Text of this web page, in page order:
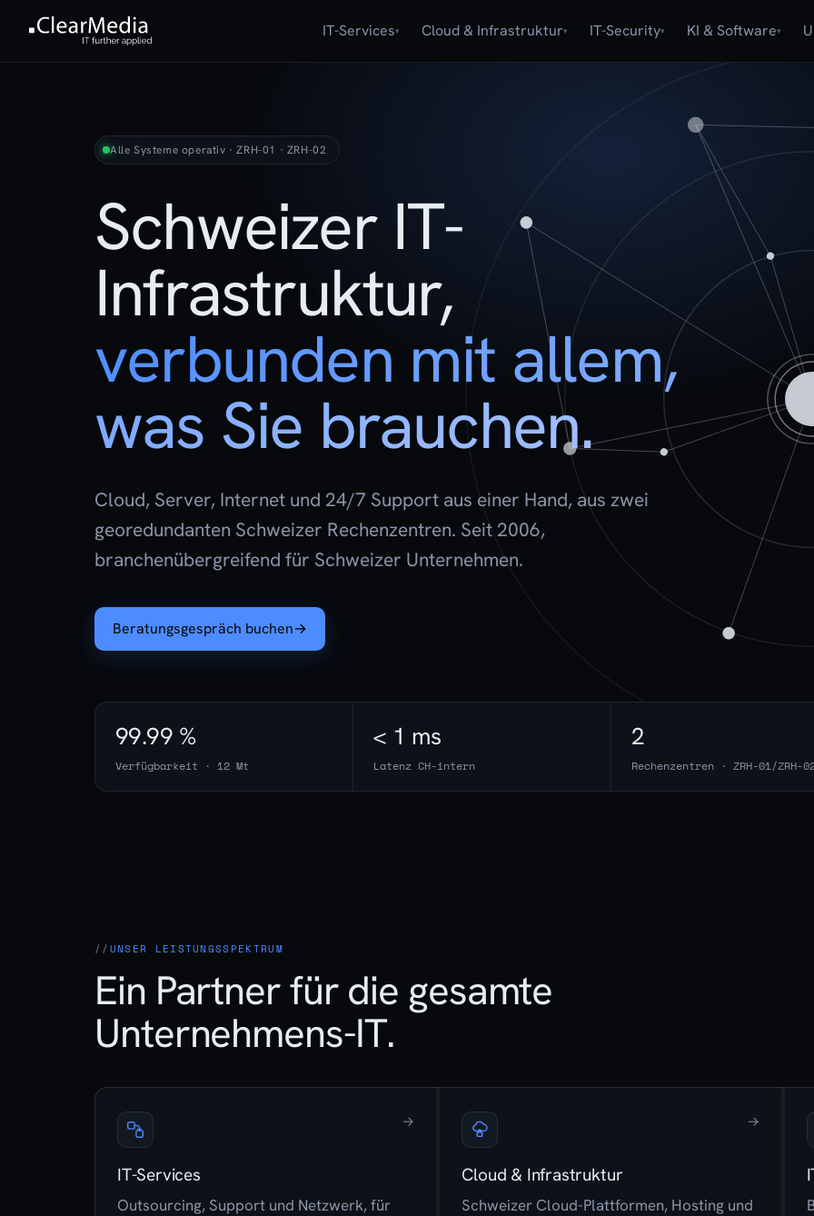
IT-Services▾ Cloud & Infrastruktur▾ IT-Security▾ KI & Software▾
Alle Systeme operativ · ZRH-01 · ZRH-02
Schweizer IT-
Infrastruktur,
verbunden mit allem,
was Sie brauchen.
Cloud, Server, Internet und 24/7 Support aus einer Hand, aus zwei
georedundanten Schweizer Rechenzentren. Seit 2006,
branchenübergreifend für Schweizer Unternehmen.
Beratungsgespräch buchen→
99.99 %
Verfügbarkeit · 12 Mt
< 1 ms
Latenz CH-intern
2
Rechenzentren · ZRH-01/ZRH-
UNSER LEISTUNGSSPEKTRUM
Ein Partner für die gesamte
Unternehmens-IT.
IT-Services
Outsourcing, Support und Netzwerk, für
→
Cloud & Infrastruktur
Schweizer Cloud-Plattformen, Hosting und
→